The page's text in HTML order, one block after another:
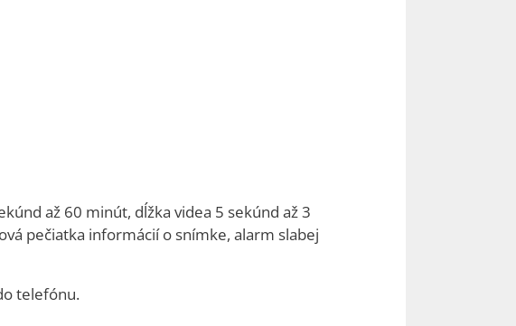
až 60 minút, dĺžka videa 5 sekúnd až 3
pečiatka informácií o snímke, alarm slabej
telefónu.